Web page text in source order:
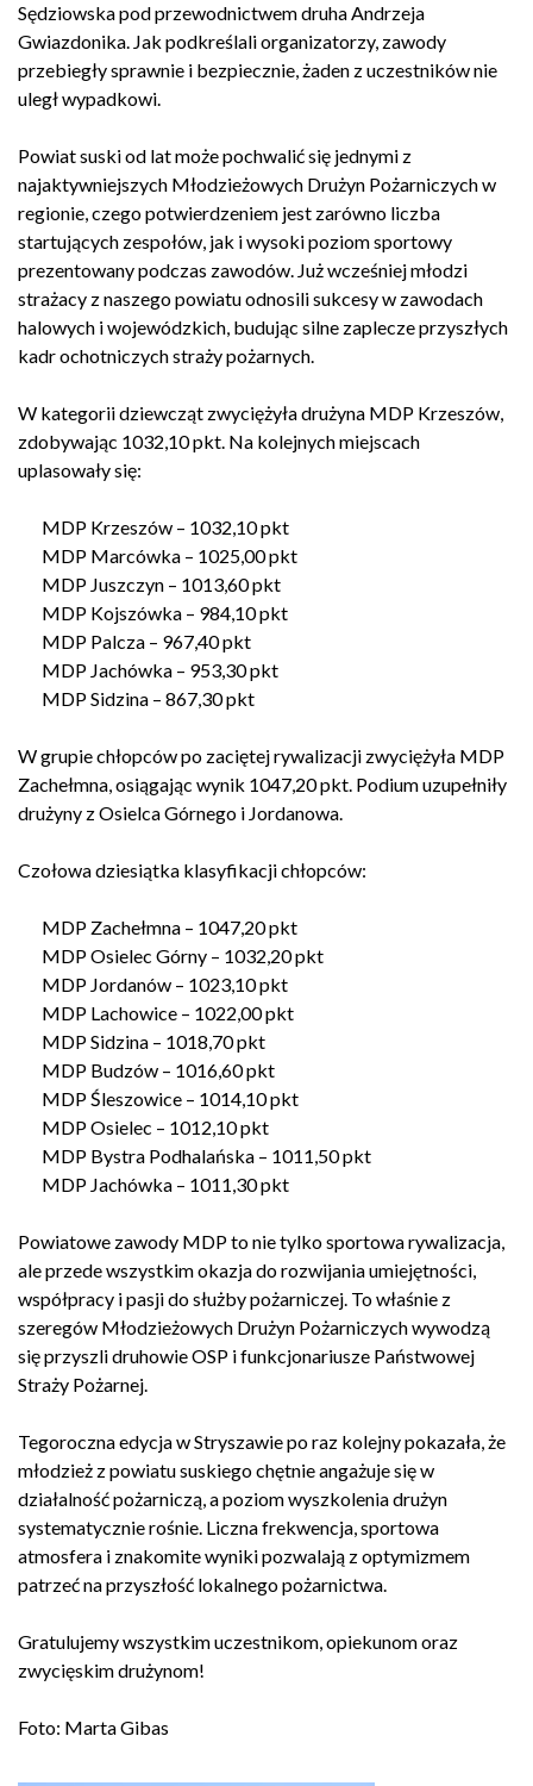
Sędziowska pod przewodnictwem druha Andrzeja
Gwiazdonika. Jak podkreślali organizatorzy, zawody
przebiegły sprawnie i bezpiecznie, żaden z uczestników nie
uległ wypadkowi.
Powiat suski od lat może pochwalić się jednymi z
najaktywniejszych Młodzieżowych Drużyn Pożarniczych w
regionie, czego potwierdzeniem jest zarówno liczba
startujących zespołów, jak i wysoki poziom sportowy
prezentowany podczas zawodów. Już wcześniej młodzi
strażacy z naszego powiatu odnosili sukcesy w zawodach
halowych i wojewódzkich, budując silne zaplecze przyszłych
kadr ochotniczych straży pożarnych.
W kategorii dziewcząt zwyciężyła drużyna MDP Krzeszów,
zdobywając 1032,10 pkt. Na kolejnych miejscach
uplasowały się:
MDP Krzeszów – 1032,10 pkt
MDP Marcówka – 1025,00 pkt
MDP Juszczyn – 1013,60 pkt
MDP Kojszówka – 984,10 pkt
MDP Palcza – 967,40 pkt
MDP Jachówka – 953,30 pkt
MDP Sidzina – 867,30 pkt
W grupie chłopców po zaciętej rywalizacji zwyciężyła MDP
Zachełmna, osiągając wynik 1047,20 pkt. Podium uzupełniły
drużyny z Osielca Górnego i Jordanowa.
Czołowa dziesiątka klasyfikacji chłopców:
MDP Zachełmna – 1047,20 pkt
MDP Osielec Górny – 1032,20 pkt
MDP Jordanów – 1023,10 pkt
MDP Lachowice – 1022,00 pkt
MDP Sidzina – 1018,70 pkt
MDP Budzów – 1016,60 pkt
MDP Śleszowice – 1014,10 pkt
MDP Osielec – 1012,10 pkt
MDP Bystra Podhalańska – 1011,50 pkt
MDP Jachówka – 1011,30 pkt
Powiatowe zawody MDP to nie tylko sportowa rywalizacja,
ale przede wszystkim okazja do rozwijania umiejętności,
współpracy i pasji do służby pożarniczej. To właśnie z
szeregów Młodzieżowych Drużyn Pożarniczych wywodzą
się przyszli druhowie OSP i funkcjonariusze Państwowej
Straży Pożarnej.
Tegoroczna edycja w Stryszawie po raz kolejny pokazała, że
młodzież z powiatu suskiego chętnie angażuje się w
działalność pożarniczą, a poziom wyszkolenia drużyn
systematycznie rośnie. Liczna frekwencja, sportowa
atmosfera i znakomite wyniki pozwalają z optymizmem
patrzeć na przyszłość lokalnego pożarnictwa.
Gratulujemy wszystkim uczestnikom, opiekunom oraz
zwycięskim drużynom!
Foto: Marta Gibas